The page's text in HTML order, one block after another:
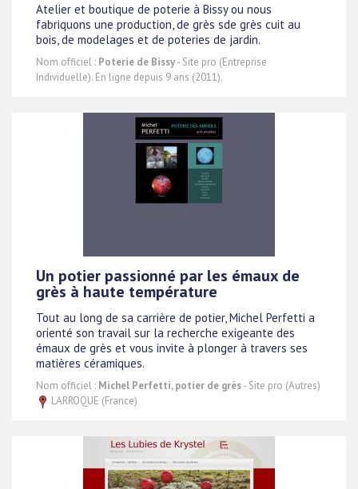
Atelier et boutique de poterie à Bissy ou nous
fabriquons une production, de grès sde grès cuit au
bois, de modelages et de poteries de jardin.
Nom officiel : Poterie de Bissy- Site pro (Entreprise
Individuelle). En ligne depuis 9 ans (2011).
Un potier passionné par les émaux de
grès à haute température
Tout au long de sa carrière de potier, Michel Perfetti a
orienté son travail sur la recherche exigeante des
émaux de grès et vous invite à plonger à travers ses
matières céramiques.
Nom officiel : Michel Perfetti, potier de grès- Site pro (Autres)
LARROQUE (France)